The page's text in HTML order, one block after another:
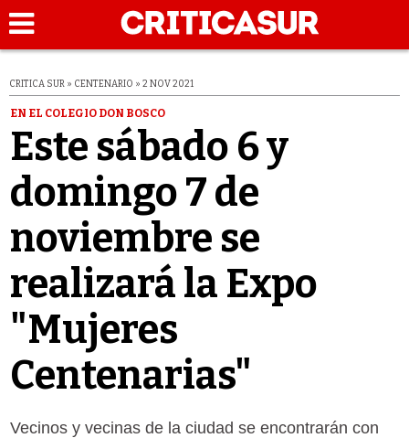
CRITICA SUR » CENTENARIO » 2 NOV 2021
EN EL COLEGIO DON BOSCO
Este sábado 6 y
domingo 7 de
noviembre se
realizará la Expo
"Mujeres
Centenarias"
Vecinos y vecinas de la ciudad se encontrarán con